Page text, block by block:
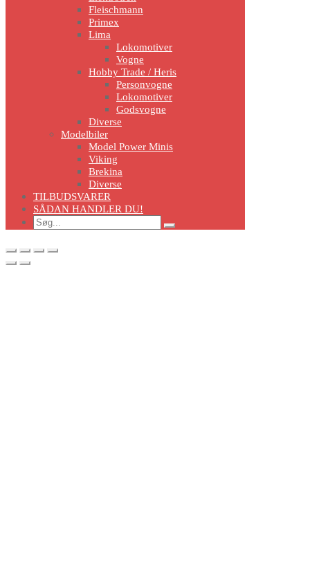
Fleischmann
Primex
Lima
Lokomotiver
Vogne
Hobby Trade / Heris
Personvogne
Lokomotiver
Godsvogne
Diverse
Modelbiler
Model Power Minis
Viking
Brekina
Diverse
TILBUDSVARER
SÅDAN HANDLER DU!
Search